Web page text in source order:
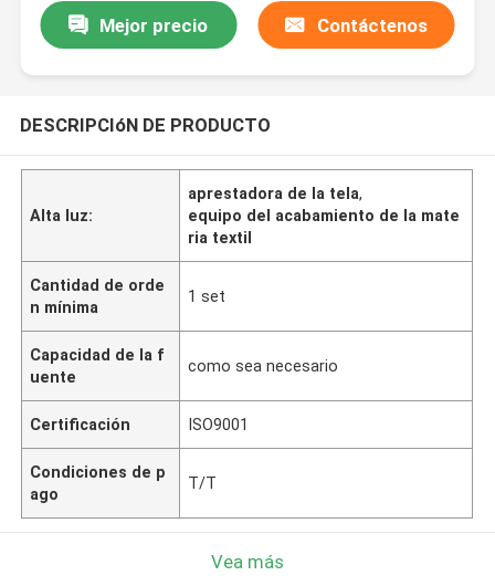
Mejor precio Contáctenos
DESCRIPCIóN DE PRODUCTO
Alta luz:
aprestadora de la tela,
equipo del acabamiento de la mate
ria textil
Cantidad de orde
n mínima
1 set
Capacidad de la f
uente
como sea necesario
Certificación ISO9001
Condiciones de p
ago
T/T
Vea más